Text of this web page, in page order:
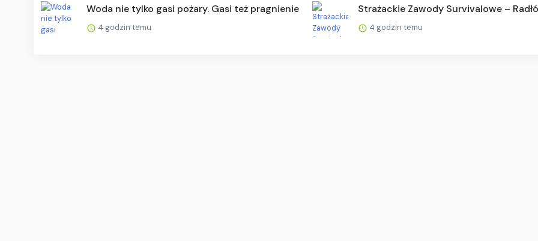
Woda nie tylko gasi pożary. Gasi też pragnienie
4 godzin temu
Strażackie Zawody Survivalowe –
4 godzin temu